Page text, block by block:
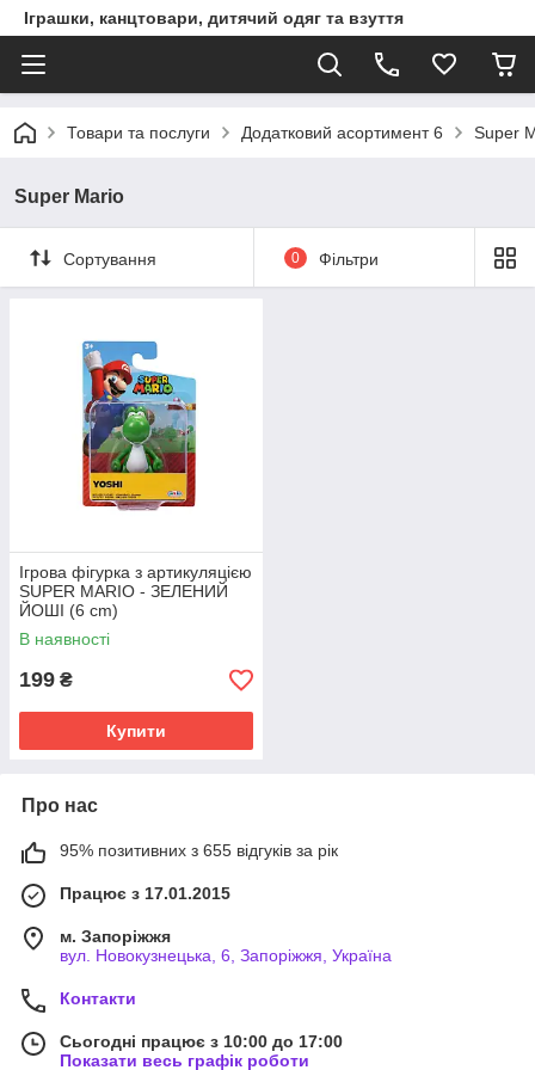
Іграшки, канцтовари, дитячий одяг та взуття
Товари та послуги Додатковий асортимент 6 Super
Super Mario
Сортування 0 Фільтри
Ігрова фігурка з артикуляцією
SUPER MARIO - ЗЕЛЕНИЙ
ЙОШІ (6 cm)
В наявності
199 ₴
Купити
Про нас
95% позитивних з 655 відгуків за рік
Працює з 17.01.2015
м. Запоріжжя
вул. Новокузнецька, 6, Запоріжжя, Україна
Контакти
Сьогодні працює з 10:00 до 17:00
Показати весь графік роботи